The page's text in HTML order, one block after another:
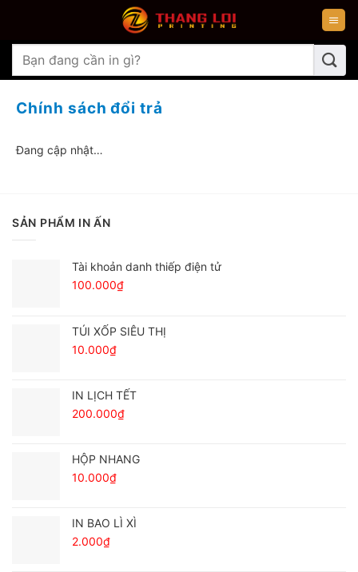
nội
dung
Tìm
kiếm:
Chính sách đổi trả
Đang cập nhật…
SẢN PHẨM IN ẤN
Tài khoản danh thiếp điện tử
100.000₫
TÚI XỐP SIÊU THỊ
10.000₫
IN LỊCH TẾT
200.000₫
HỘP NHANG
10.000₫
IN BAO LÌ XÌ
2.000₫